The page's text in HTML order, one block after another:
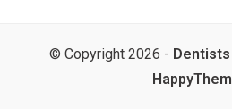
© Copyright 2026 -